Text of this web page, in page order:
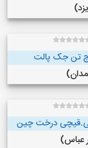
تن جک پالت
درخت چین